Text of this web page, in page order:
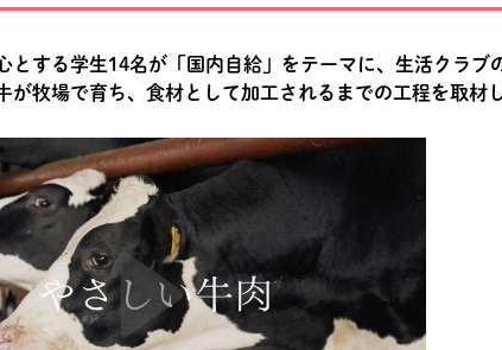
とする学生14名が「国内自給」をテーマに、生活クラ
が牧場で育ち、食材として加工されるまでの工程を取材